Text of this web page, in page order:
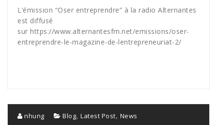
L’émission “Oser entreprendre” à la radio Alternantes
est diffusé
sur https://www.alternantesfm.net/emissions/oser-
entreprendre-le-magazine-de-lentrepreneuriat-2/
nhung Blog, Latest Post, News